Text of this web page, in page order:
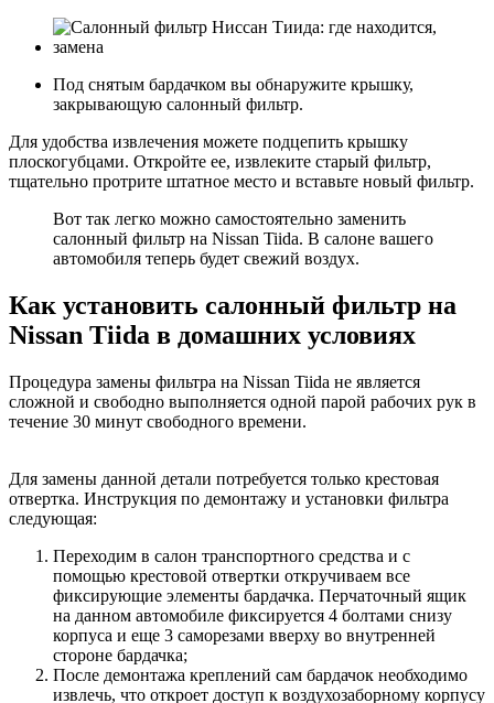
Под снятым бардачком вы обнаружите крышку,
закрывающую салонный фильтр.
Для удобства извлечения можете подцепить крышку
плоскогубцами. Откройте ее, извлеките старый фильтр,
тщательно протрите штатное место и вставьте новый фильтр.
Вот так легко можно самостоятельно заменить
салонный фильтр на Nissan Tiida. В салоне вашего
автомобиля теперь будет свежий воздух.
Как установить салонный фильтр на
Nissan Tiida в домашних условиях
Процедура замены фильтра на Nissan Tiida не является
сложной и свободно выполняется одной парой рабочих рук в
течение 30 минут свободного времени.
Для замены данной детали потребуется только крестовая
отвертка. Инструкция по демонтажу и установки фильтра
следующая:
Переходим в салон транспортного средства и с
помощью крестовой отвертки откручиваем все
фиксирующие элементы бардачка. Перчаточный ящик
на данном автомобиле фиксируется 4 болтами снизу
корпуса и еще 3 саморезами вверху во внутренней
стороне бардачка;
После демонтажа креплений сам бардачок необходимо
извлечь, что откроет доступ к воздухозаборному корпусу